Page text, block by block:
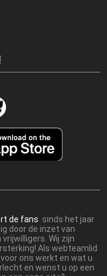
de fans sinds het jaar
door de inzet van
Wij zijn
Als webteamlid
ons werkt en wat u
en wenst u op een